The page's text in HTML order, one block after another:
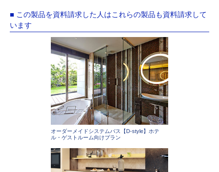
■ この製品を資料請求した人はこれらの製品も資料請求して
います
オーダーメイドシステムバス【D-style】ホテ
ル・ゲストルーム向けプラン